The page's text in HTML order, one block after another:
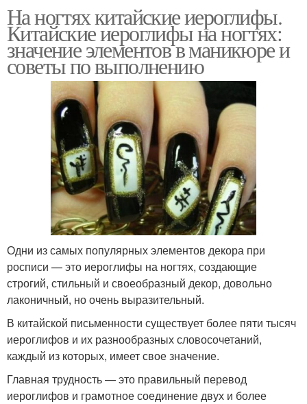
На ногтях китайские иероглифы.
Китайские иероглифы на ногтях:
значение элементов в маникюре и
советы по выполнению
Одни из самых популярных элементов декора при
росписи — это иероглифы на ногтях, создающие
строгий, стильный и своеобразный декор, довольно
лаконичный, но очень выразительный.
В китайской письменности существует более пяти тысяч
иероглифов и их разнообразных словосочетаний,
каждый из которых, имеет свое значение.
Главная трудность — это правильный перевод
иероглифов и грамотное соединение двух и более